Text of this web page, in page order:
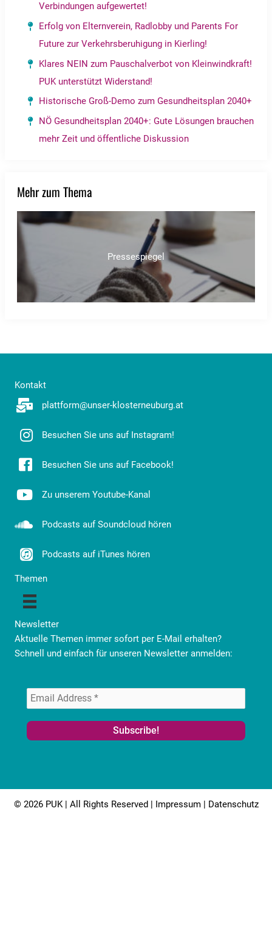
Verbindungen aufgewertet!
Erfolg von Elternverein, Radlobby und Parents For
Future zur Verkehrsberuhigung in Kierling!
Klares NEIN zum Pauschalverbot von Kleinwindkraft!
PUK unterstützt Widerstand!
Historische Groß-Demo zum Gesundheitsplan 2040+
NÖ Gesundheitsplan 2040+: Gute Lösungen brauchen
mehr Zeit und öffentliche Diskussion
Mehr zum Thema
Pressespiegel
Kontakt
plattform@unser-klosterneuburg.at
Besuchen Sie uns auf Instagram!
Besuchen Sie uns auf Facebook!
Zu unserem Youtube-Kanal
Podcasts auf Soundcloud hören
Podcasts auf iTunes hören
Themen
Newsletter
Aktuelle Themen immer sofort per E-Mail erhalten?
Schnell und einfach für unseren Newsletter anmelden:
© 2026 PUK | All Rights Reserved | Impressum| Datenschutz